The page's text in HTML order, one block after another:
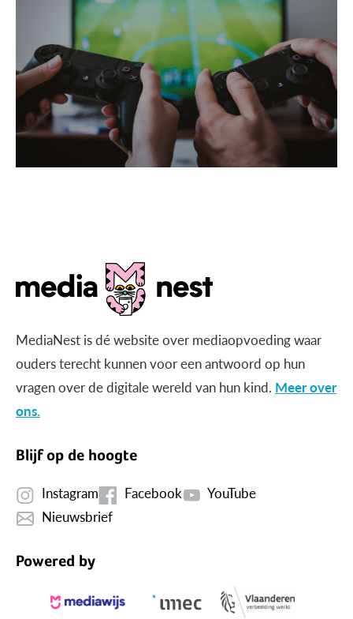
MediaNest is dé website over mediaopvoeding waar
ouders terecht kunnen voor een antwoord op hun
vragen over de digitale wereld van hun kind. Meer over
ons.
Blijf op de hoogte
Instagram Facebook
YouTube
Nieuwsbrief
Powered by